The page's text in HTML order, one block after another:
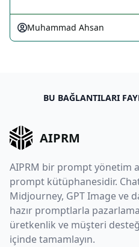
Muhammad Ahsan
BU BAĞLANTILARI
AIPRM
AIPRM bir prompt yönetim
prompt kütüphanesidir.
Midjourney, GPT Image ve
hazır promptlarla
üretkenlik ve müşteri
içinde tamamlayın.